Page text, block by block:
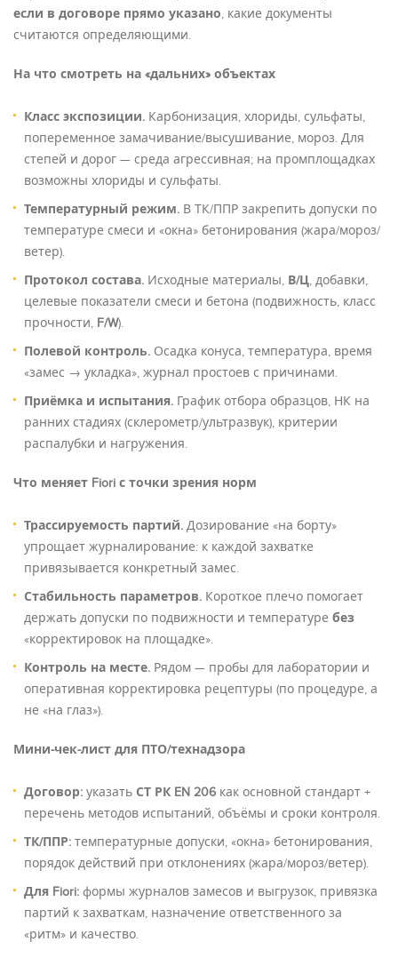
если в договоре прямо указано, какие документы
считаются определяющими.
На что смотреть на «дальних» объектах
Класс экспозиции. Карбонизация, хлориды, сульфаты,
попеременное замачивание/высушивание, мороз. Для
степей и дорог — среда агрессивная; на промплощадках
возможны хлориды и сульфаты.
Температурный режим. В ТК/ППР закрепить допуски по
температуре смеси и «окна» бетонирования (жара/мороз/
ветер).
Протокол состава. Исходные материалы, В/Ц, добавки,
целевые показатели смеси и бетона (подвижность, класс
прочности, F/W).
Полевой контроль. Осадка конуса, температура, время
«замес → укладка», журнал простоев с причинами.
Приёмка и испытания. График отбора образцов, НК на
ранних стадиях (склерометр/ультразвук), критерии
распалубки и нагружения.
Что меняет Fiori с точки зрения норм
Трассируемость партий. Дозирование «на борту»
упрощает журналирование: к каждой захватке
привязывается конкретный замес.
Стабильность параметров. Короткое плечо помогает
держать допуски по подвижности и температуре без
«корректировок на площадке».
Контроль на месте. Рядом — пробы для лаборатории и
оперативная корректировка рецептуры (по процедуре, а
не «на глаз»).
Мини-чек-лист для ПТО/технадзора
Договор: указать СТ РК EN 206 как основной стандарт +
перечень методов испытаний, объёмы и сроки контроля.
ТК/ППР: температурные допуски, «окна» бетонирования,
порядок действий при отклонениях (жара/мороз/ветер).
Для Fiori: формы журналов замесов и выгрузок, привязка
партий к захваткам, назначение ответственного за
«ритм» и качество.